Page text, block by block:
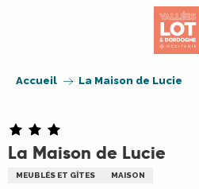
Accueil La Maison de Lucie
La Maison de Lucie
MEUBLÉS ET GÎTES MAISON